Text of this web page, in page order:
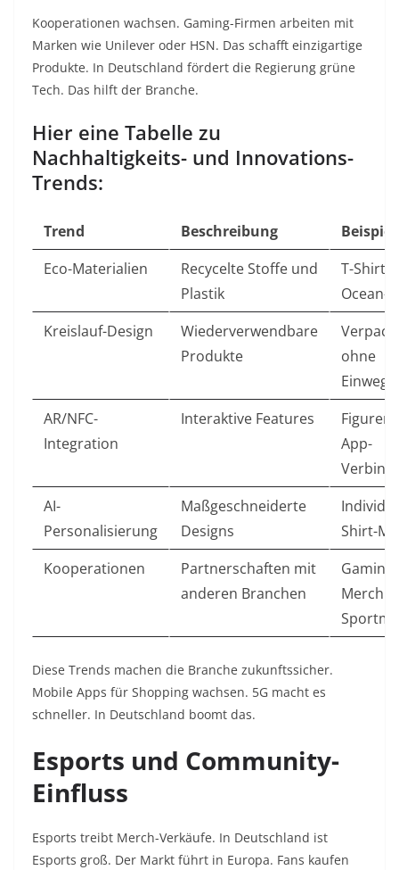
Kooperationen wachsen. Gaming-Firmen arbeiten mit
Marken wie Unilever oder HSN. Das schafft einzigartige
Produkte. In Deutschland fördert die Regierung grüne
Tech. Das hilft der Branche.
Hier eine Tabelle zu
Nachhaltigkeits- und Innovations-
Trends:
Trend Beschreibung
Beispiel
Eco-Materialien
Recycelte Stoffe und
Plastik
T-Shirts
Ocean-
Kreislauf-Design
Wiederverwendbare
Produkte
ohne
AR/NFC-
Integration
Interaktive Features
Figuren
App-
AI-
Personalisierung
Maßgeschneiderte
Designs
Shirt-
Kooperationen
Partnerschaften mit
anderen Branchen
Gaming-
Merch
Diese Trends machen die Branche zukunftssicher.
Mobile Apps für Shopping wachsen. 5G macht es
schneller. In Deutschland boomt das.
Esports und Community-
Einfluss
Esports treibt Merch-Verkäufe. In Deutschland ist
Esports groß. Der Markt führt in Europa. Fans kaufen